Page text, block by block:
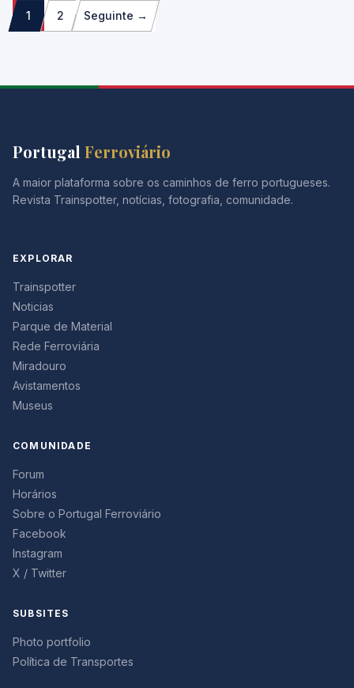
Paginação
dos
1 2 Seguinte →
Portugal Ferroviário
A maior plataforma sobre os caminhos de ferro portugueses.
Revista Trainspotter, notícias, fotografia, comunidade.
EXPLORAR
Trainspotter
Noticias
Parque de Material
Rede Ferroviária
Miradouro
Avistamentos
Museus
COMUNIDADE
Forum
Horários
Sobre o Portugal Ferroviário
Facebook
Instagram
X / Twitter
SUBSITES
Photo portfolio
Política de Transportes